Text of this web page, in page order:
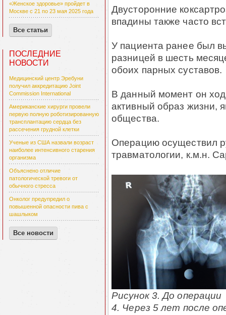
«Женское здоровье» пройдет в
Москве с 21 по 23 мая 2025 года
Все статьи
ПОСЛЕДНИЕ
НОВОСТИ
Медицинский центр Эребуни
получил аккредитацию Joint
Commission International
Американские хирурги провели
первую полную роботизированную
трансплантацию сердца без
рассечения грудной клетки
Ученые из США назвали возраст
наиболее интенсивного старения
организма
Объяснено отличие
патологической тревоги от
обычного стресса
Онколог предупредил о
повышенной опасности пива с
шашлыком
Все новости
Двусторонние
впадины также часто
У пациента ранее был
разницей в шесть
обоих парных суставов.
В данный момент он
активный образ жизни,
общества.
Операцию осуществил
травматологии, к.м.н.
Рисунок 3.
4. Через 5 лет после